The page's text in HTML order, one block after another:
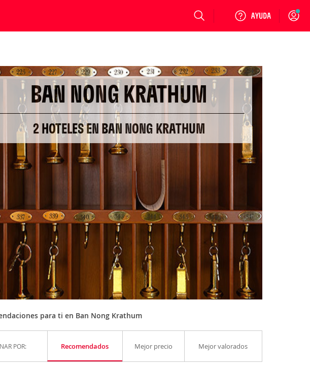
Login
BAN NONG KRATHUM
2 HOTELES EN BAN NONG KRATHUM
para ti en Ban Nong Krathum
POR: Recomendados Mejor precio Mejor valorados